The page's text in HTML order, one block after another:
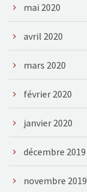
mai 2020
avril 2020
mars 2020
février 2020
janvier 2020
décembre 2019
novembre 2019